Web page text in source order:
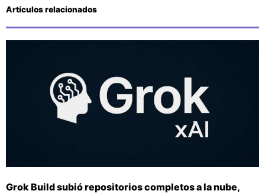
Artículos relacionados
Grok Build subió repositorios completos a la nube,